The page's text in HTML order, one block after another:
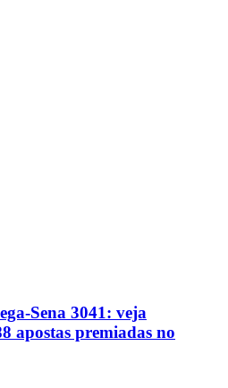
Sena 3041: veja
apostas premiadas no